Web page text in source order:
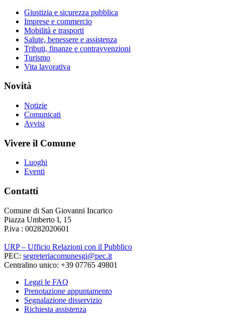
Giustizia e sicurezza pubblica
Imprese e commercio
Mobilità e trasporti
Salute, benessere e assistenza
Tributi, finanze e contravvenzioni
Turismo
Vita lavorativa
Novità
Notizie
Comunicati
Avvisi
Vivere il Comune
Luoghi
Eventi
Contatti
Comune di San Giovanni Incarico
Piazza Umberto I, 15
P.iva : 00282020601
URP – Ufficio Relazioni con il Pubblico
PEC: segreteriacomunesgi@pec.it
Centralino unico: +39 07765 49801
Leggi le FAQ
Prenotazione appuntamento
Segnalazione disservizio
Richiesta assistenza